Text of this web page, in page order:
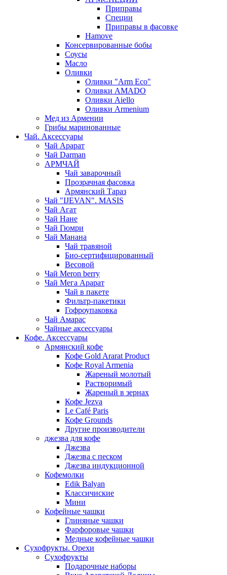
Приправы
Специи
Приправы в фасовке
Hamove
Консервированные бобы
Соусы
Масло
Оливки
Оливки "Arm Eco"
Оливки AMADO
Оливки Aiello
Оливки Armenium
Мед из Армении
Грибы маринованные
Чай. Аксессуары
Чай Арарат
Чай Darman
АРМЧАЙ
Чай заварочный
Прозрачная фасовка
Армянский Тараз
Чай "IJEVAN". MASIS
Чай Агат
Чай Нане
Чай Гюмри
Чай Манана
Чай травяной
Био-сертифицированный
Весовой
Чай Meron berry
Чай Мега Арарат
Чай в пакете
Фильтр-пакетики
Гофроупаковка
Чай Амарас
Чайные аксессуары
Кофе. Аксессуары
Армянский кофе
Кофе Gold Ararat Product
Кофе Royal Armenia
Жареный молотый
Растворимый
Жареный в зернах
Кофе Jezva
Le Café Paris
Кофе Grounds
Другие производители
джезва для кофе
Джезва
Джезва с песком
Джезва индукционной
Кофемолки
Edik Balyan
Классичиские
Мини
Кофейные чашки
Глиняные чашки
Фарфоровые чашки
Медные кофейные чашки
Сухофрукты. Орехи
Сухофрукты
Подарочные наборы